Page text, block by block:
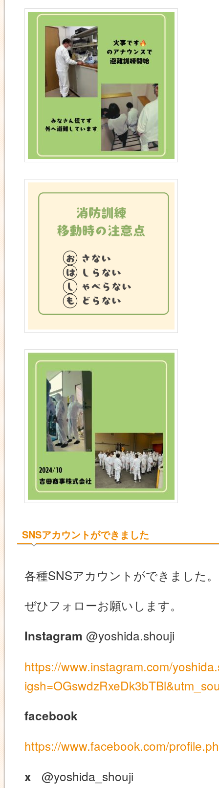
SNSアカウントができました
各種SNSアカウントができました。
ぜひフォローお願いします。
Instagram @yoshida.shouji
https://www.instagram.com/
facebook
https://www.facebook.com/
x @yoshida_shouji